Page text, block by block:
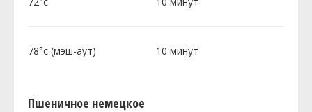
78°c (мэш-аут) 10 минут
Пшеничное немецкое